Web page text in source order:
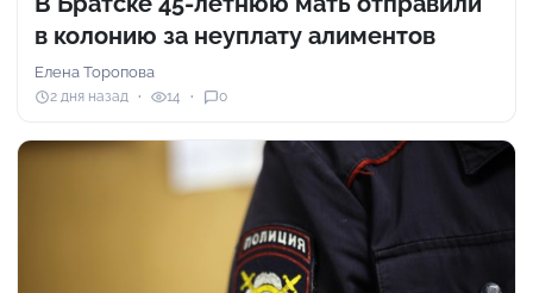
в колонию за неуплату алиментов
Елена Торопова
2 дня назад 14 0